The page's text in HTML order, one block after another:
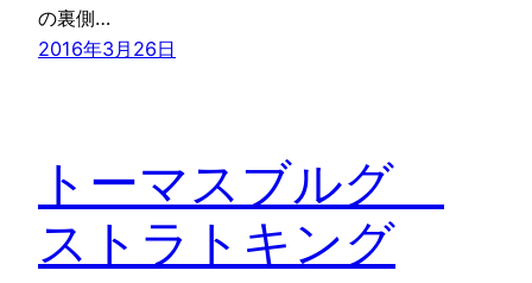
の裏側…
2016年3月26日
トーマスブルグ
ストラトキング